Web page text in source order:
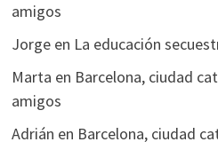
amigos
Jorgeen La educación
Marta en Barcelona, ciudad
amigos
Adrián en Barcelona, ciudad